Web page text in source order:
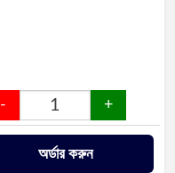
- +
অর্ডার করুন